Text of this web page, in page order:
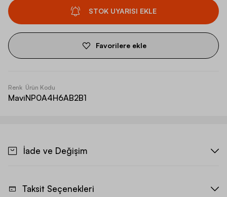
STOK UYARISI EKLE
Favorilere ekle
Renk
Mavi
Ürün Kodu
NP0A4H6AB2B1
İade ve Değişim
Taksit Seçenekleri